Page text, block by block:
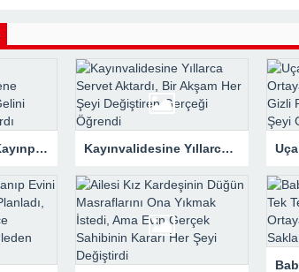
Hapisten Dönen Kayınpederini Mahzene Saklamak İstediler, Gelini Gerçeği Ortaya Çıkardı Kayınvalidesine Yıllarca Servet Aktardı, Bir Akşam Her Şeyi Değiştiren Gerçeği Öğrendi